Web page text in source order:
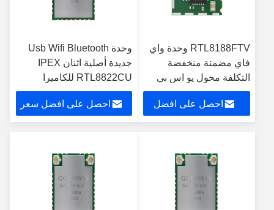
RTL8188FTV وحدة واي
فاي مضمنة منخفضة
التكلفة محول يو اس بي
لاسلكي مع موصل IPEX
احصل على افضل
وحدة Usb Wifi Bluetooth
جديدة أصلية اثنان IPEX
RTL8822CU للكاميرا
اللاسلكية
احصل على افضل سعر